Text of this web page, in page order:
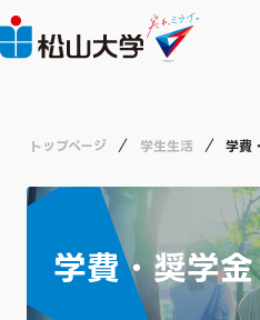
トップページ 学生生活 学費
学費・奨学